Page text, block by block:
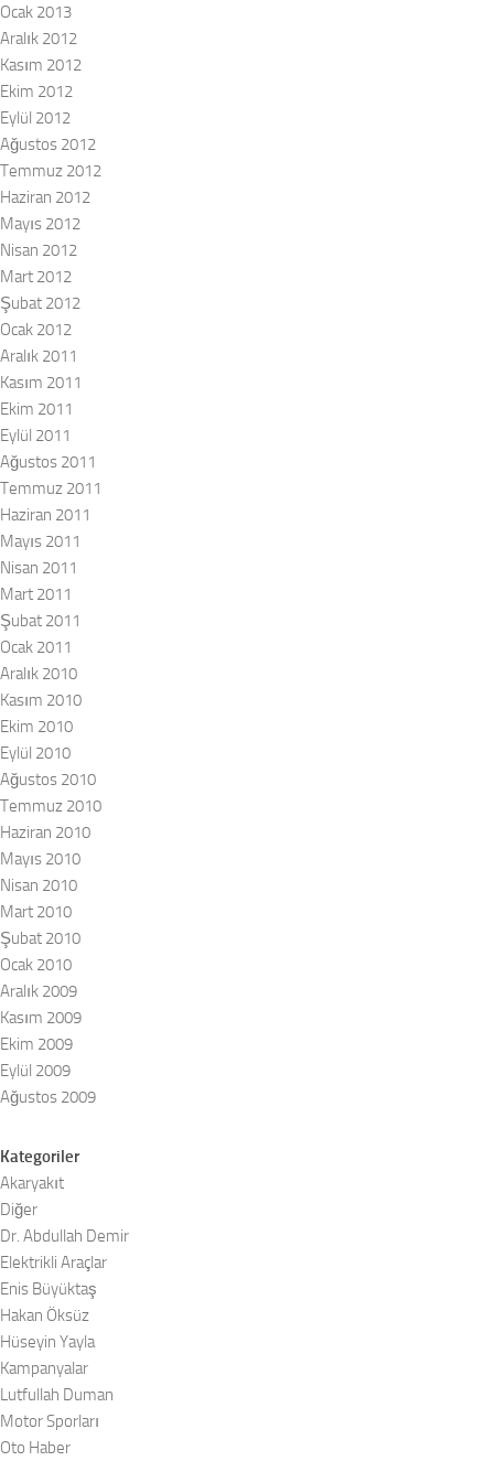
Ocak 2013
Aralık 2012
Kasım 2012
Ekim 2012
Eylül 2012
Ağustos 2012
Temmuz 2012
Haziran 2012
Mayıs 2012
Nisan 2012
Mart 2012
Şubat 2012
Ocak 2012
Aralık 2011
Kasım 2011
Ekim 2011
Eylül 2011
Ağustos 2011
Temmuz 2011
Haziran 2011
Mayıs 2011
Nisan 2011
Mart 2011
Şubat 2011
Ocak 2011
Aralık 2010
Kasım 2010
Ekim 2010
Eylül 2010
Ağustos 2010
Temmuz 2010
Haziran 2010
Mayıs 2010
Nisan 2010
Mart 2010
Şubat 2010
Ocak 2010
Aralık 2009
Kasım 2009
Ekim 2009
Eylül 2009
Ağustos 2009
Kategoriler
Akaryakıt
Diğer
Dr. Abdullah Demir
Elektrikli Araçlar
Enis Büyüktaş
Hakan Öksüz
Hüseyin Yayla
Kampanyalar
Lutfullah Duman
Motor Sporları
Oto Haber